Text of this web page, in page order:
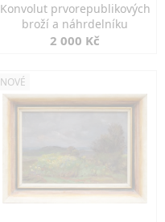
Konvolut prvorepublikových
broží a náhrdelníku
2 000 Kč
NOVÉ